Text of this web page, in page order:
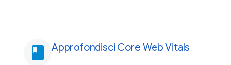
book Approfondisci Core Web Vitals